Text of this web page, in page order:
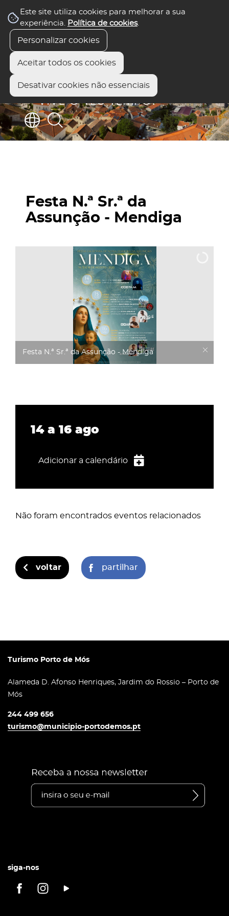
Este site utiliza cookies para melhorar a sua
experiência. Política de cookies.
Personalizar cookies
Aceitar todos os cookies
Desativar cookies não essenciais
Festa N.ª Sr.ª da
Assunção - Mendiga
Festa N.ª Sr.ª da Assunção - Mendiga
14 a 16 ago
Adicionar a calendário
Outlook
Não foram encontrados eventos relacionados
voltar partilhar
Turismo Porto de Mós
Alameda D. Afonso Henriques, Jardim do Rossio – Porto de
Mós
244 499 656
turismo@municipio-portodemos.pt
siga-nos